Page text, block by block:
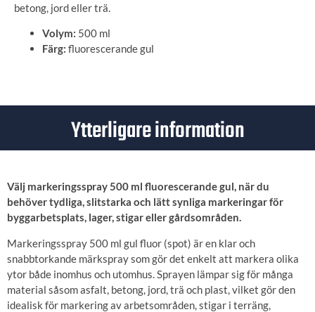
betong, jord eller trä.
Volym: 500 ml
Färg: fluorescerande gul
Ytterligare information
Välj markeringsspray 500 ml fluorescerande gul, när du
behöver tydliga, slitstarka och lätt synliga markeringar för
byggarbetsplats, lager, stigar eller gårdsområden.
Markeringsspray 500 ml gul fluor (spot) är en klar och
snabbtorkande märkspray som gör det enkelt att markera olika
ytor både inomhus och utomhus. Sprayen lämpar sig för många
material såsom asfalt, betong, jord, trä och plast, vilket gör den
idealisk för markering av arbetsområden, stigar i terräng,